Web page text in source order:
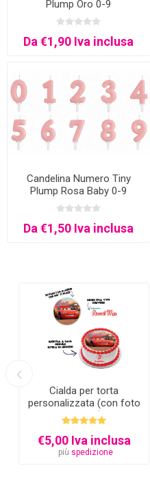
Plump Oro 0-9
Da €1,90 Iva inclusa
Candelina Numero Tiny
Plump Rosa Baby 0-9
Da €1,50 Iva inclusa
Cialda per torta
personalizzata (con foto
e testo)
€5,00 Iva inclusa
più spedizione